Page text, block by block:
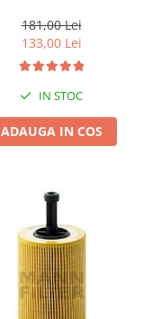
181,00 Lei
133,00 Lei
IN STOC
ADAUGA IN COS